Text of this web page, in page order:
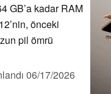
GB’a kadar RAM
önceki
pil ömrü
06/17/2026